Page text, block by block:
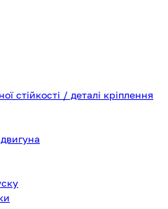
стійкості / деталі кріплення